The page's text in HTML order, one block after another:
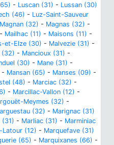
- Luscan (31) - Lussan (30)
(46) - Luz-Saint-Sauveur
Magnan (32) - Magnas (32) -
- Mailhac (11) - Maisons (11) -
et-Elze (30) - Malvezie (31) -
(32) - Mancioux (31) -
(30) - Mane (31) -
- Mansan (65) - Manses (09) -
(48) - Marciac (32) -
- Marcillac-Vallon (12) -
Meymes (32) -
(32) - Marignac (31)
(31) - Marliac (31) - Marminiac
Latour (12) - Marquefave (31)
(65) - Marquixanes (66) -